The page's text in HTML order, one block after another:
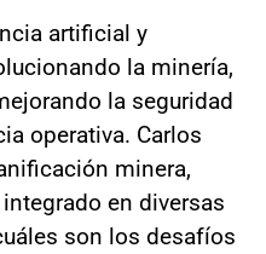
artificial y
la minería,
la seguridad
operativa. Carlos
minera,
en diversas
son los desafíos